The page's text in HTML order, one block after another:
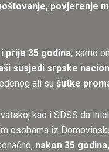
povjerenje
prije 35 godina, samo
susjedi srpske
ali su šutke
kao i SDSS da
iz
nakon 35